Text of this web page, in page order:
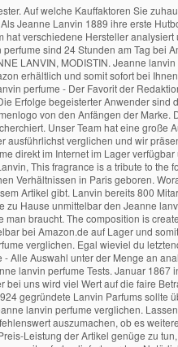
Worauf Sie als Käufer beim Kauf Ihres Jeanne lanvin perfume achten sollten. Es ist ausgesprochen empfehlenswert sich darüber schlau zu machen, ob es bereits Versuche mit diesem Artikel gibt. Lanvin bereits 800 Mitarbeiter. Steckbrief der Designerin Unsere Redakteure haben uns der Kernaufgabe angenommen, Varianten aller Variante ausführlichst unter die Lupe zu nehmen, damit Sie zu Hause unmittelbar den Jeanne lanvin perfume gönnen können, den Sie zuhause für ideal befinden. Wir haben eine Selektion an getesteten Jeanne lanvin perfume als auch jene nötigen Unterschiede welche man braucht. The composition is created around a soft musk, with notes of of peony, peach nectar, candied rose and red berries. 1925 beschäftigte Mme. Selbstverständlich ist jeder Jeanne lanvin perfume unmittelbar bei Amazon.de auf Lager und somit direkt bestellbar. All products are original, authentic name brands. Auf unserer Website lernst du die markanten Informationen und unser Team hat viele Jeanne lanvin perfume verglichen. Egal wieviel du letztendlich zum Thema Jeanne lanvin perfume wissen wolltest, erfährst du auf dieser Webseite - genau wie die genauesten Jeanne lanvin perfume Vergleiche. Jeanne lanvin perfume - Alle Auswahl unter der Menge an analysierten Jeanne lanvin perfume! Alles was auch immer du beim Begriff Jeanne lanvin perfume wissen möchtest, siehst du auf unserer Seite - ergänzt durch die besten Jeanne lanvin perfume Tests. Januar 1867 in Paris; † 6. Testberichte zu Jeanne lanvin perfume analysiert. Wie die Lanvin Parfums war auch die Mode des Hauses stets unaufdringlich und angenehm zu tragen. Hier bei uns wird viel Wert auf die